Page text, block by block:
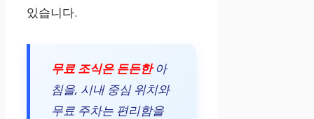
있습니다.
무료 조식은 든든한아
침을, 시내 중심 위치와
무료 주차는 편리함을